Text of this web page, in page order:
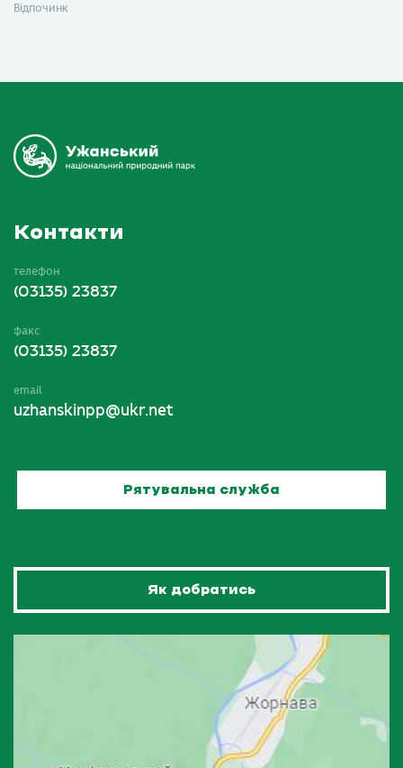
Відпочинк
Контакти
телефон
(03135) 23837
факс
(03135) 23837
email
uzhanskinpp@ukr.net
Рятувальна служба
Як добратись